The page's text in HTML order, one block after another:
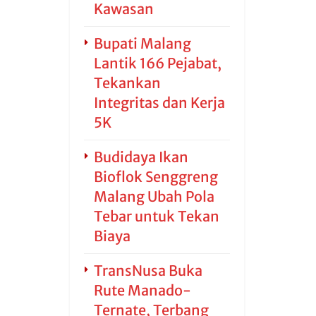
Kawasan
Bupati Malang
Lantik 166 Pejabat,
Tekankan
Integritas dan Kerja
5K
Budidaya Ikan
Bioflok Senggreng
Malang Ubah Pola
Tebar untuk Tekan
Biaya
TransNusa Buka
Rute Manado-
Ternate, Terbang